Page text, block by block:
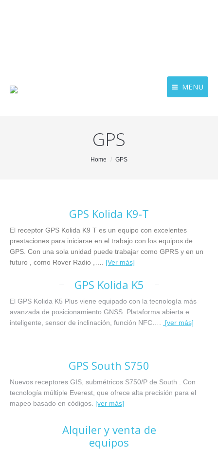
MENU
GPS
Home GPS
GPS Kolida K9-T
El receptor GPS Kolida K9 T es un equipo con excelentes
prestaciones para iniciarse en el trabajo con los equipos de
GPS. Con una sola unidad puede trabajar como GPRS y en un
futuro , como Rover Radio ,…
[Ver más]
GPS Kolida K5
El GPS Kolida K5 Plus viene equipado con la tecnología más
avanzada de posicionamiento GNSS. Plataforma abierta e
inteligente, sensor de inclinación, función NFC….
[ver más]
GPS South S750
Nuevos receptores GIS, submétricos S750/P de South . Con
tecnología múltiple Everest, que ofrece alta precisión para el
mapeo basado en códigos. [ver más]
Alquiler y venta de
equipos